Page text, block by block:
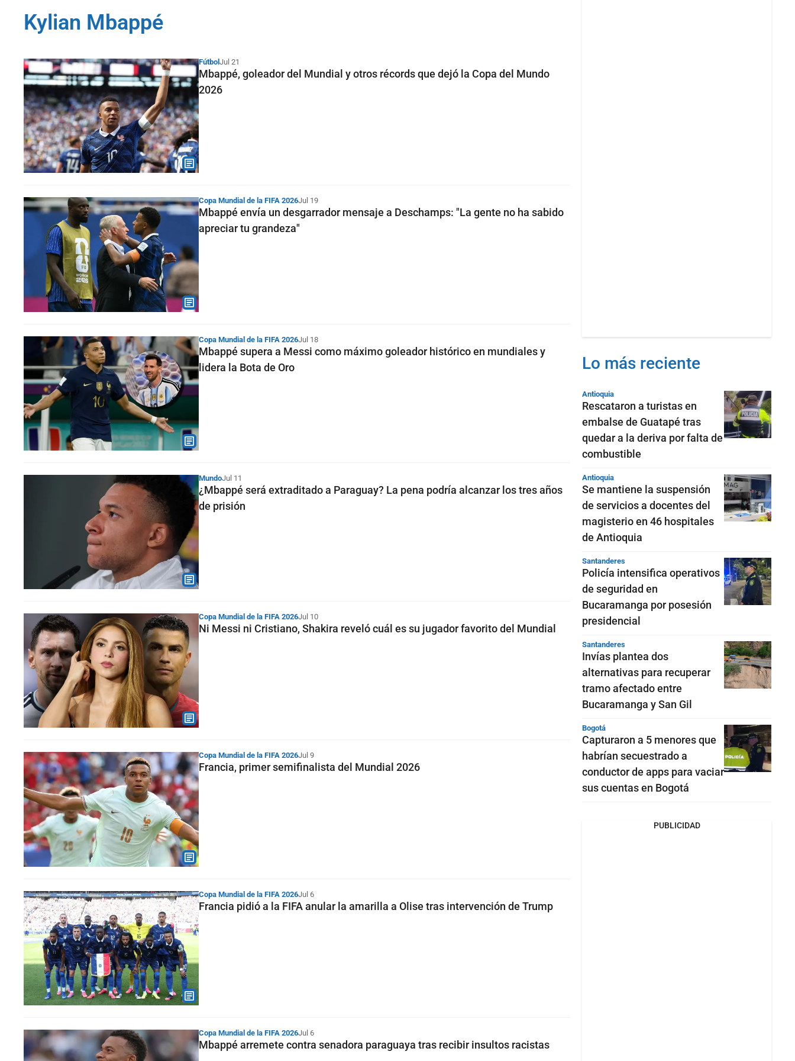
Kylian Mbappé
Fútbol Jul 21
Mbappé, goleador del Mundial y otros récords que dejó la Copa del Mundo
2026
Copa Mundial de la FIFA 2026Jul 19
Mbappé envía un desgarrador mensaje a Deschamps: "La gente no ha sabido
apreciar tu grandeza"
Copa Mundial de la FIFA 2026Jul 18
Mbappé supera a Messi como máximo goleador histórico en mundiales y
lidera la Bota de Oro
MundoJul 11
¿Mbappé será extraditado a Paraguay? La pena podría alcanzar los tres años
de prisión
Copa Mundial de la FIFA 2026Jul 10
Ni Messi ni Cristiano, Shakira reveló cuál es su jugador favorito del Mundial
Copa Mundial de la FIFA 2026Jul 9
Francia, primer semifinalista del Mundial 2026
Copa Mundial de la FIFA 2026Jul 6
Francia pidió a la FIFA anular la amarilla a Olise tras intervención de Trump
Copa Mundial de la FIFA 2026Jul 6
Mbappé arremete contra senadora paraguaya tras recibir insultos racistas
Lo más reciente
Antioquia
Rescataron a turistas en
embalse de Guatapé tras
quedar a la deriva por falta de
combustible
Antioquia
Se mantiene la suspensión
de servicios a docentes del
magisterio en 46 hospitales
de Antioquia
Santanderes
Policía intensifica operativos
de seguridad en
Bucaramanga por posesión
presidencial
Santanderes
Invías plantea dos
alternativas para recuperar
tramo afectado entre
Bucaramanga y San Gil
Bogotá
Capturaron a 5 menores que
habrían secuestrado a
conductor de apps para vaciar
sus cuentas en Bogotá
PUBLICIDAD